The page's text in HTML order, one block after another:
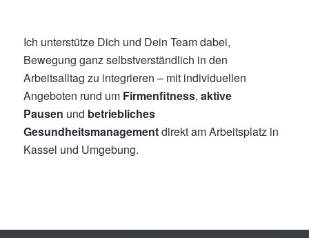
Ich unterstütze Dich und Dein Team dabei,
Bewegung ganz selbstverständlich in den
Arbeitsalltag zu integrieren – mit individuellen
Angeboten rund um Firmenfitness, aktive
Pausen und betriebliches
Gesundheitsmanagementdirekt am Arbeitsplatz in
Kassel und Umgebung.